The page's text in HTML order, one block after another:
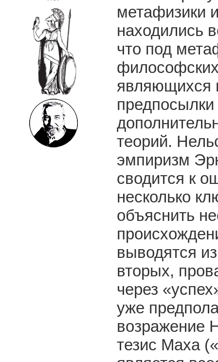
метафизики
находились
что под
являющихся
теорий.
эмпиризм
сводится к
несколько
объяснить
выводятся
вторых,
через
уже
возражение
тезис Маха